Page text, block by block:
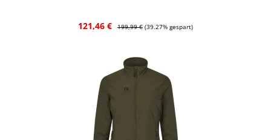
Verkaufspreis:
121,46 € Regulärer Preis:
199,99 € (39.27% gespart)